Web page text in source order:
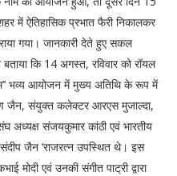
में ऐतिहासिक प्रभात फैरी निकालकर
गया। जानकारी देते हुए सकल
बताया कि 14 अगस्त, रविवार को रॉयल
भव्य आयोजन में मुख्य अतिथि के रूप में
जैन, संयुक्त कलेक्टर आरएस मुजाल्दा,
अध्यक्ष संजयकुमार कांठी एवं भारतीय
जैन ‘राजरत्न उपस्थित थे। इस
मोदी एवं उनकी संगीत पाट्री द्वारा